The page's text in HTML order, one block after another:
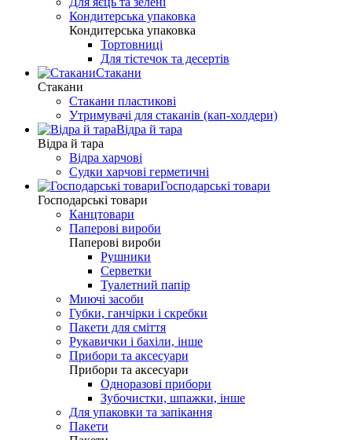
Кондитерська упаковка
Кондитерська упаковка
Тортовниці
Для тістечок та десертів
Стакани
Стакани
Стакани пластикові
Утримувачі для стаканів (кап-холдери)
Відра й тара
Відра й тара
Відра харчові
Судки харчові герметичні
Господарські товари
Господарські товари
Канцтовари
Паперові вироби
Паперові вироби
Рушники
Серветки
Туалетний папір
Миючі засоби
Губки, ганчірки і скребки
Пакети для сміття
Рукавички і бахіли, інше
Прибори та аксесуари
Прибори та аксесуари
Одноразові прибори
Зубочистки, шпажки, інше
Для упаковки та запікання
Пакети